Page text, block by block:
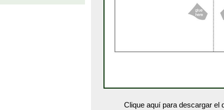
Clique aquí para descargar el